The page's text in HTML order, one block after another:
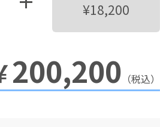
¥18,200
200,200 （税込）